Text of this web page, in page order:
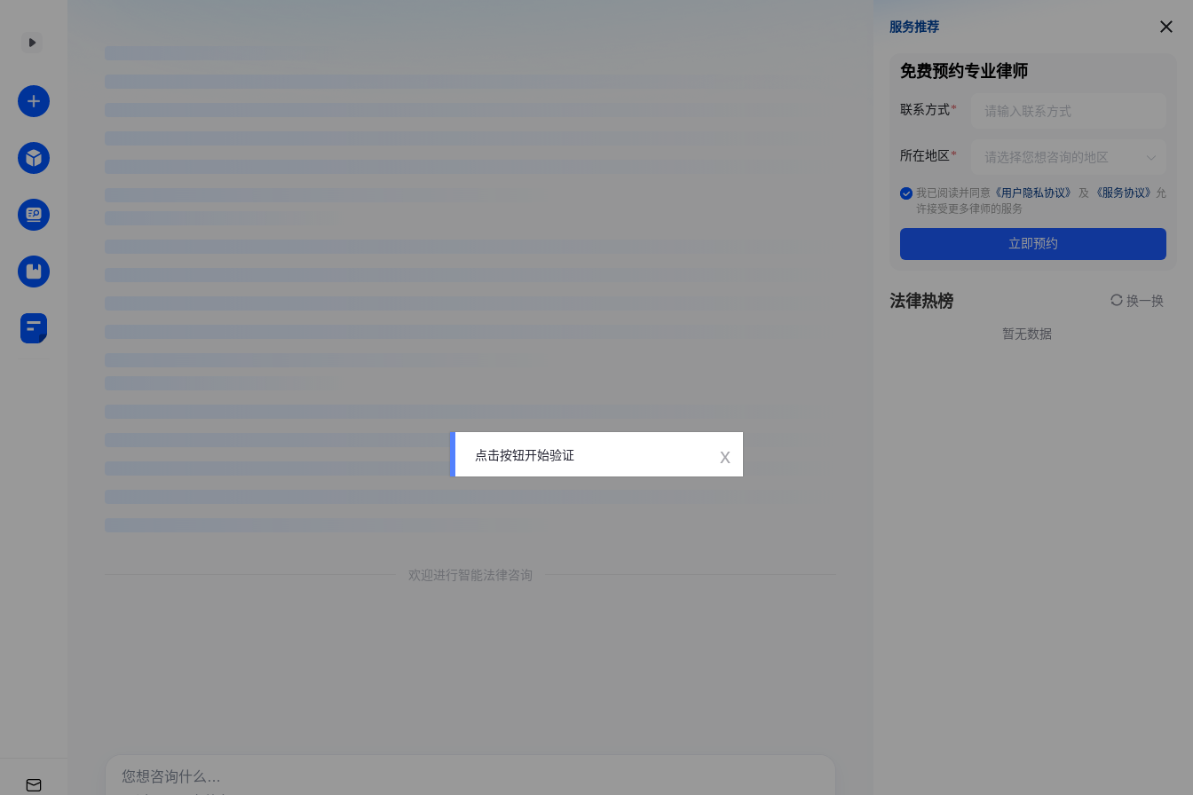
欢迎进行智能法律咨询
服务推荐
服务推荐
免费预约专业律师
联系方式
所在地区
我已阅读并同意 《用户隐私协议》 及 《服务协议》 允
许接受更多律师的服务
立即预约
法律热榜 换一换
暂无数据
点击按钮开始验证 x